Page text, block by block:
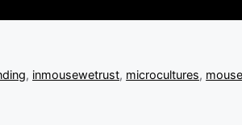
, inmousewetrust, microcultures,